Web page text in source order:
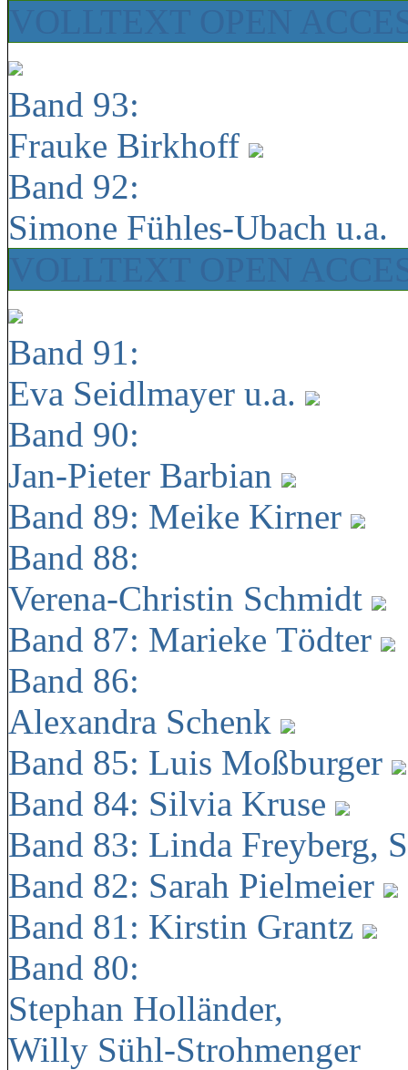
Band 93:
Frauke Birkhoff
Band 92:
Simone Fühles-Ubach u.a.
Band 91:
Eva Seidlmayer u.a.
Band 90:
Jan-Pieter Barbian
Band 89: Meike Kirner
Band 88:
Verena-Christin Schmidt
Band 87: Marieke Tödter
Band 86:
Alexandra Schenk
Band 85: Luis Moßburger
Band 84: Silvia Kruse
Band 83: Linda Freyberg,
Band 82: Sarah Pielmeier
Band 81: Kirstin Grantz
Band 80:
Stephan Holländer,
Willy Sühl-Strohmenger